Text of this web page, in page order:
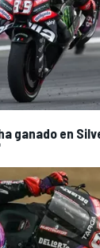
ganado en